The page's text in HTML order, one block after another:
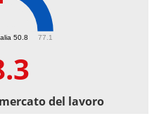
50.8 77.1
del lavoro